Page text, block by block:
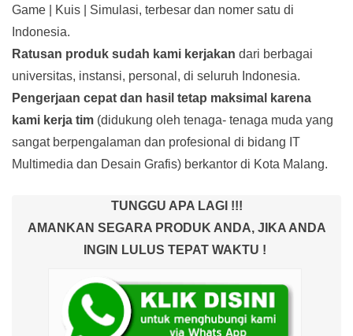
Game | Kuis | Simulasi, terbesar dan nomer satu di
Indonesia.
Ratusan produk sudah kami kerjakan dari berbagai
universitas, instansi, personal, di seluruh Indonesia.
Pengerjaan cepat dan hasil tetap maksimal karena
kami kerja tim (didukung oleh tenaga- tenaga muda yang
sangat berpengalaman dan profesional di bidang IT
Multimedia dan Desain Grafis) berkantor di Kota Malang.
TUNGGU APA LAGI !!!
AMANKAN SEGARA PRODUK ANDA, JIKA ANDA
INGIN LULUS TEPAT WAKTU !